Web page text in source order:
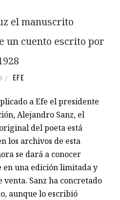
el manuscrito
un cuento escrito por
/ EFE
a Efe el presidente
Alejandro Sanz, el
del poeta está
los archivos de esta
se dará a conocer
en una edición limitada y
venta. Sanz ha concretado
aunque lo escribió